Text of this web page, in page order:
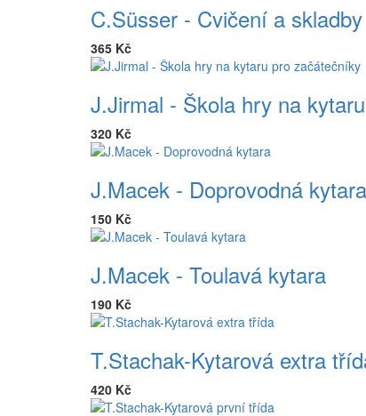
C.Süsser - Cvičení a
365 Kč
J.Jirmal - Škola hry na
320 Kč
J.Macek - Doprovodná kytara
150 Kč
J.Macek - Toulavá kytara
190 Kč
T.Stachak-Kytarová extra
420 Kč